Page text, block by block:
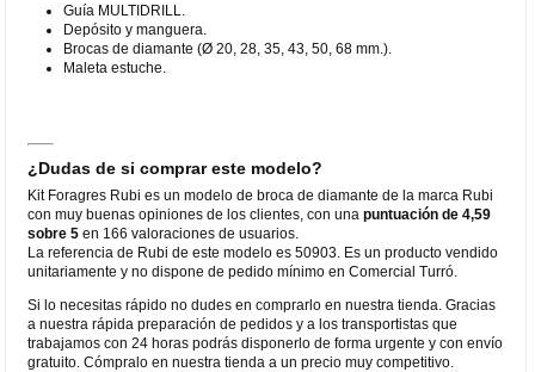
Guía MULTIDRILL.
Depósito y manguera.
Brocas de diamante (Ø 20, 28, 35, 43, 50, 68 mm.).
Maleta estuche.
¿Dudas de si comprar este modelo?
Kit Foragres Rubi es un modelo de broca de diamante de la marca Rubi
con muy buenas opiniones de los clientes, con unapuntuación de 4,59
sobre 5 en 166 valoraciones de usuarios.
La referencia de Rubi de este modelo es 50903. Es un producto vendido
unitariamente y no dispone de pedido mínimo en Comercial Turró.
Si lo necesitas rápido no dudes en comprarlo en nuestra tienda. Gracias
a nuestra rápida preparación de pedidos y a los transportistas que
trabajamos con 24 horas podrás disponerlo de forma urgente y con envío
gratuito. Cómpralo en nuestra tienda a un precio muy competitivo.